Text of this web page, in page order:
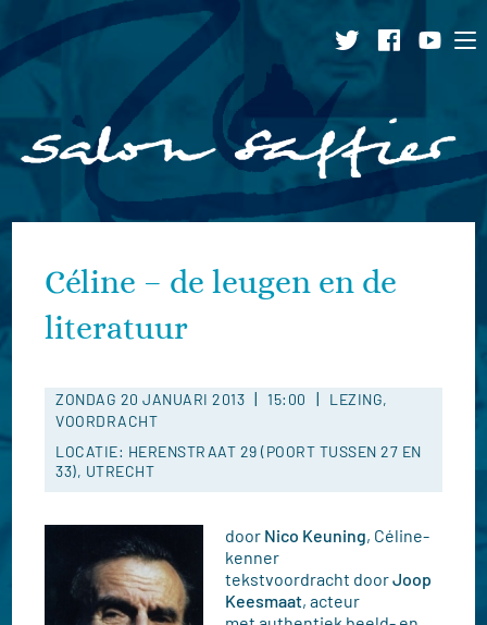
inhoud
Céline – de leugen en de
literatuur
ZONDAG 20 JANUARI 2013 | 15:00 |
LEZING,
VOORDRACHT
LOCATIE: HERENSTRAAT 29 (POORT TUSSEN 27 EN
33), UTRECHT
door Nico Keuning, Céline-
kenner
tekstvoordracht doorJoop
Keesmaat, acteur